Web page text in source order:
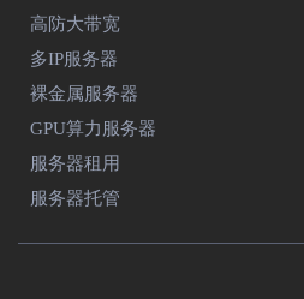
高防大带宽
多IP服务器
裸金属服务器
GPU算力服务器
服务器租用
服务器托管